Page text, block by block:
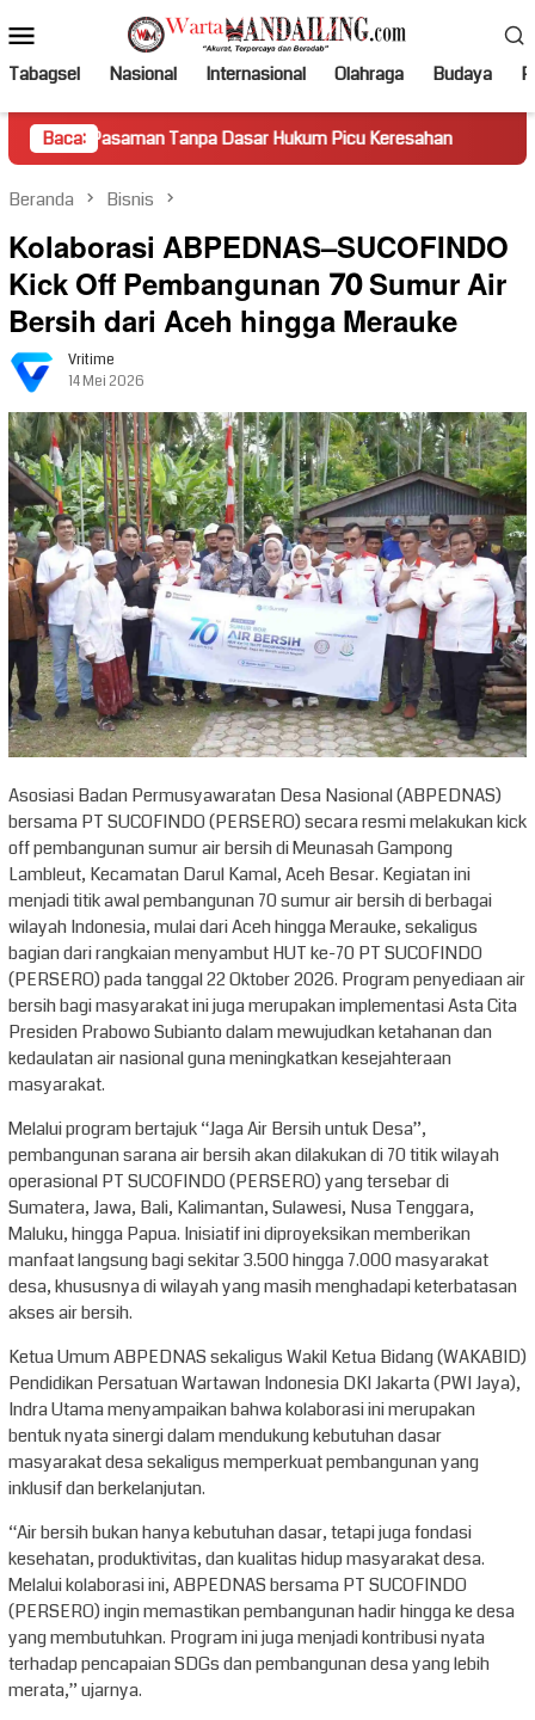
ke
kontenMobile
Tabagsel Nasional Internasional Olahraga Budaya
Baca:
Tanpa Dasar Hukum Picu Keresahan Truk Miring
Beranda Bisnis
Kolaborasi ABPEDNAS–SUCOFINDO
Kick Off Pembangunan 70 Sumur Air
Bersih dari Aceh hingga Merauke
Vritime
14 Mei 2026
Asosiasi Badan Permusyawaratan Desa Nasional (ABPEDNAS)
bersama PT SUCOFINDO (PERSERO) secara resmi melakukan kick
off pembangunan sumur air bersih di Meunasah Gampong
Lambleut, Kecamatan Darul Kamal, Aceh Besar. Kegiatan ini
menjadi titik awal pembangunan 70 sumur air bersih di berbagai
wilayah Indonesia, mulai dari Aceh hingga Merauke, sekaligus
bagian dari rangkaian menyambut HUT ke-70 PT SUCOFINDO
(PERSERO) pada tanggal 22 Oktober 2026. Program penyediaan air
bersih bagi masyarakat ini juga merupakan implementasi Asta Cita
Presiden Prabowo Subianto dalam mewujudkan ketahanan dan
kedaulatan air nasional guna meningkatkan kesejahteraan
masyarakat.
Melalui program bertajuk “Jaga Air Bersih untuk Desa”,
pembangunan sarana air bersih akan dilakukan di 70 titik wilayah
operasional PT SUCOFINDO (PERSERO) yang tersebar di
Sumatera, Jawa, Bali, Kalimantan, Sulawesi, Nusa Tenggara,
Maluku, hingga Papua. Inisiatif ini diproyeksikan memberikan
manfaat langsung bagi sekitar 3.500 hingga 7.000 masyarakat
desa, khususnya di wilayah yang masih menghadapi keterbatasan
akses air bersih.
Ketua Umum ABPEDNAS sekaligus Wakil Ketua Bidang (WAKABID)
Pendidikan Persatuan Wartawan Indonesia DKI Jakarta (PWI Jaya),
Indra Utama menyampaikan bahwa kolaborasi ini merupakan
bentuk nyata sinergi dalam mendukung kebutuhan dasar
masyarakat desa sekaligus memperkuat pembangunan yang
inklusif dan berkelanjutan.
“Air bersih bukan hanya kebutuhan dasar, tetapi juga fondasi
kesehatan, produktivitas, dan kualitas hidup masyarakat desa.
Melalui kolaborasi ini, ABPEDNAS bersama PT SUCOFINDO
(PERSERO) ingin memastikan pembangunan hadir hingga ke desa
yang membutuhkan. Program ini juga menjadi kontribusi nyata
terhadap pencapaian SDGs dan pembangunan desa yang lebih
merata,” ujarnya.